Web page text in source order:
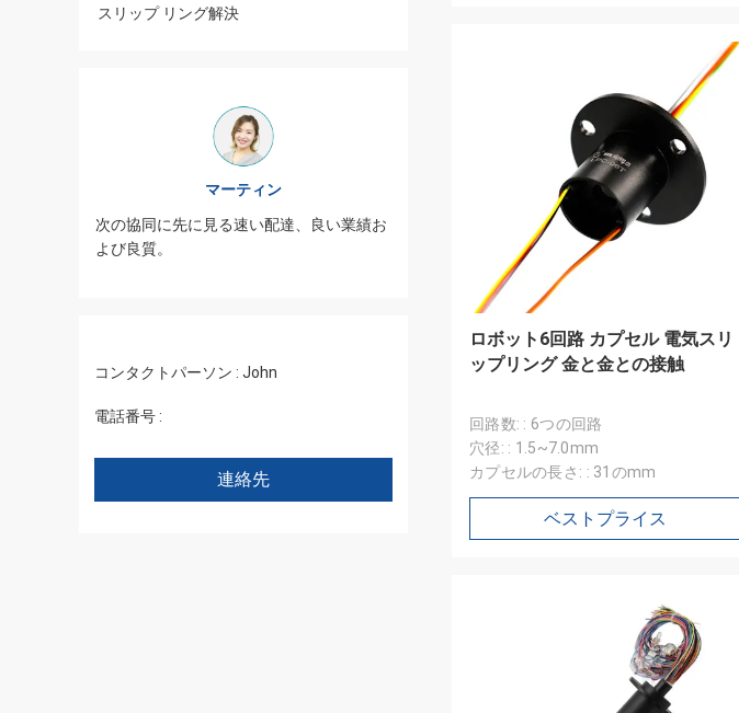
スリップ リング解決
マーティン
次の協同に先に見る速い配達、良い業績お
よび良質。
ウィリアム
JINPATのスリップ リング出現はよく、サ
ービス熱意、再度来る必要性注意深く詰ま
コンタクトパーソン : John
電話番号 :
連絡先
ロボット6回路 カプセル 電気スリ
ップリング 金と金との接触
回路数: : 6つの回路
穴径: : 1.5~7.0mm
カプセルの長さ: : 31のmm
ベストプライス